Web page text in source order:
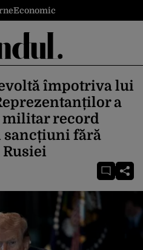
Economic
împotriva lui
a
militar record
sancțiuni fără